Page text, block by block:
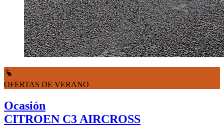
OFERTAS DE VERANO
Ocasión
CITROEN C3 AIRCROSS